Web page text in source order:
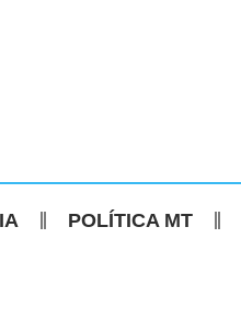
POLÍTICA MT